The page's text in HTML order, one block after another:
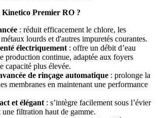
Premier RO ?
: réduit efficacement le chlore, les
lourds et d'autres impuretés courantes.
électriquement : offre un débit d’eau
production continue, adaptée aux foyers
capacité plus élevée.
de rinçage automatique : prolonge la
membranes en maintenant une performance
et élégant : s’intègre facilement sous l’évier
filtration haut de gamme.